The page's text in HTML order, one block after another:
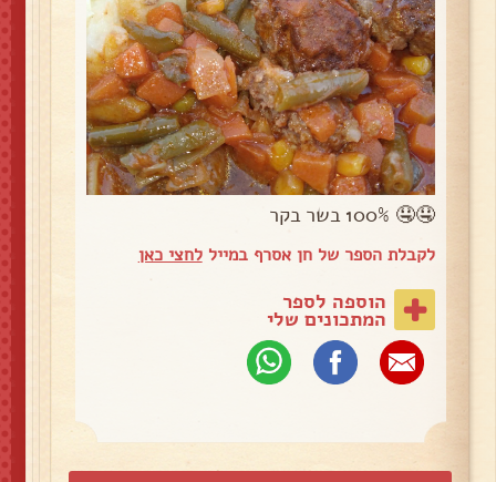
🤤🤤 100% בשר בקר
לקבלת הספר של חן אסרף במייללחצי כאן
הוספה לספר
המתכונים שלי